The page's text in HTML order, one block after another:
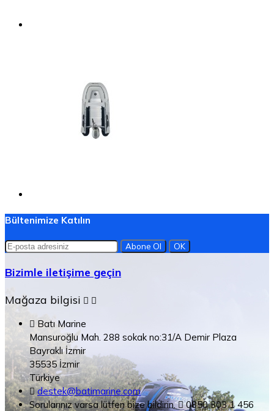
Bültenimize Katılın
Bizimle iletişime geçin
Mağaza bilgisi  
 Batı Marine
Mansuroğlu Mah. 288 sokak no:31/A Demir Plaza
Bayraklı İzmir
35535 İzmir
Türkiye
 destek@batimarine.com
Sorularınız varsa lütfen bize bildirin.  0850 303 1 456